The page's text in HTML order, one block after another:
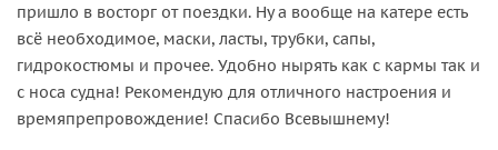
пришло в восторг от поездки. Ну а вообще на катере есть
всё необходимое, маски, ласты, трубки, сапы,
гидрокостюмы и прочее. Удобно нырять как с кармы так и
с носа судна! Рекомендую для отличного настроения и
времяпрепровождение! Спасибо Всевышнему!